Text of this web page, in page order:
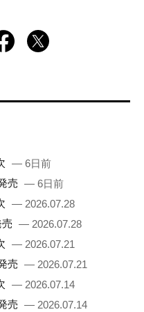
— 6日前
売 — 6日前
— 2026.07.28
— 2026.07.28
— 2026.07.21
売 — 2026.07.21
— 2026.07.14
売 — 2026.07.14